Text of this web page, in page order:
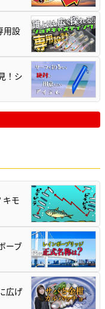
用設
！シ
キモ
ーブ
広げ